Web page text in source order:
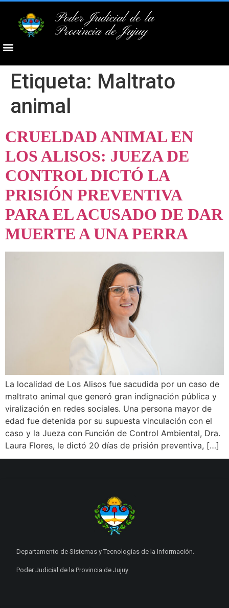
Poder Judicial de la
Provincia de Jujuy
Etiqueta: Maltrato
animal
CRUELDAD ANIMAL EN
LOS ALISOS: JUEZA DE
CONTROL DICTÓ LA
PRISIÓN PREVENTIVA
PARA EL ACUSADO DE DAR
MUERTE A UNA PERRA
La localidad de Los Alisos fue sacudida por un caso de
maltrato animal que generó gran indignación pública y
viralización en redes sociales. Una persona mayor de
edad fue detenida por su supuesta vinculación con el
caso y la Jueza con Función de Control Ambiental, Dra.
Laura Flores, le dictó 20 días de prisión preventiva, […]
Departamento de Sistemas y Tecnologías de la Información.
Poder Judicial de la Provincia de Jujuy